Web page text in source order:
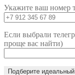
Укажите ваш номер
Если выбрали
проще вас найти)